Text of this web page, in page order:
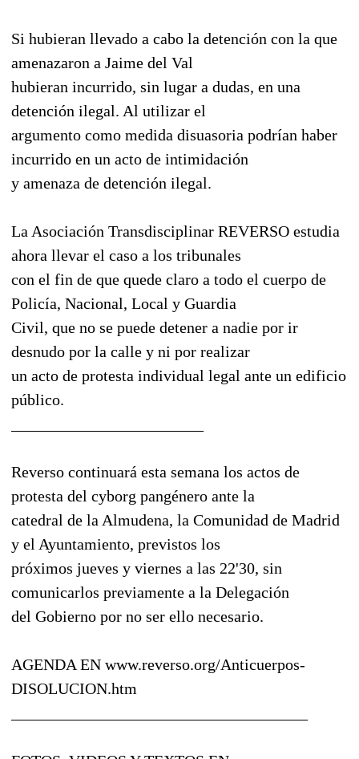
Si hubieran llevado a cabo la detención con la que
amenazaron a Jaime del Val
hubieran incurrido, sin lugar a dudas, en una
detención ilegal. Al utilizar el
argumento como medida disuasoria podrían haber
incurrido en un acto de intimidación
y amenaza de detención ilegal.
La Asociación Transdisciplinar REVERSO estudia
ahora llevar el caso a los tribunales
con el fin de que quede claro a todo el cuerpo de
Policía, Nacional, Local y Guardia
Civil, que no se puede detener a nadie por ir
desnudo por la calle y ni por realizar
un acto de protesta individual legal ante un edificio
público.
Reverso continuará esta semana los actos de
protesta del cyborg pangénero ante la
catedral de la Almudena, la Comunidad de Madrid
y el Ayuntamiento, previstos los
próximos jueves y viernes a las 22'30, sin
comunicarlos previamente a la Delegación
del Gobierno por no ser ello necesario.
AGENDA EN www.reverso.org/Anticuerpos-
DISOLUCION.htm